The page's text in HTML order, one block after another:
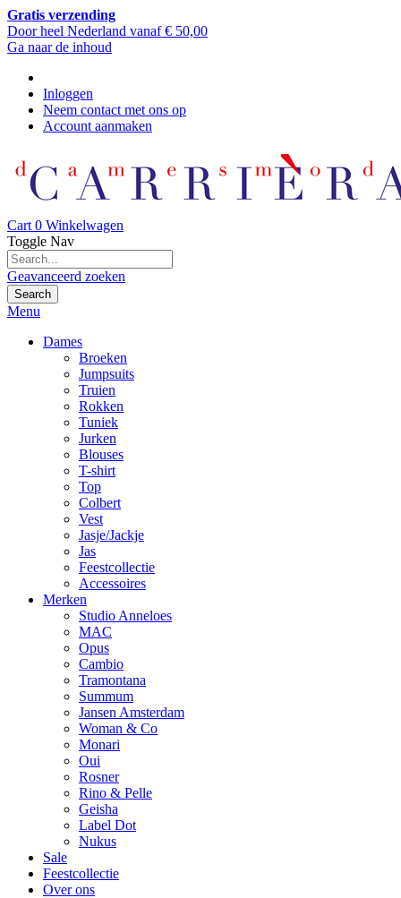
Gratis verzending
Door heel Nederland vanaf € 50,00
Ga naar de inhoud
Inloggen
Neem contact met ons op
Account aanmaken
Cart 0 Winkelwagen
Toggle Nav
Geavanceerd zoeken
Search
Menu
Dames
Broeken
Jumpsuits
Truien
Rokken
Tuniek
Jurken
Blouses
T-shirt
Top
Colbert
Vest
Jasje/Jackje
Jas
Feestcollectie
Accessoires
Merken
Studio Anneloes
MAC
Opus
Cambio
Tramontana
Summum
Jansen Amsterdam
Woman & Co
Monari
Oui
Rosner
Rino & Pelle
Geisha
Label Dot
Nukus
Sale
Feestcollectie
Over ons